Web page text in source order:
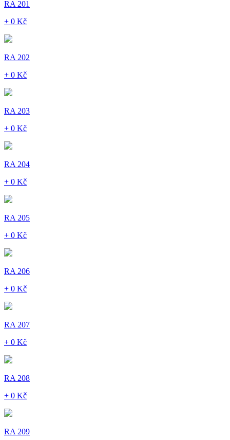
RA 201
+ 0 Kč
RA 202
+ 0 Kč
RA 203
+ 0 Kč
RA 204
+ 0 Kč
RA 205
+ 0 Kč
RA 206
+ 0 Kč
RA 207
+ 0 Kč
RA 208
+ 0 Kč
RA 209